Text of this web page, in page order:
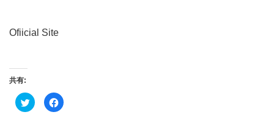
Ofiicial Site
共有:
ク
リ
Facebook
で